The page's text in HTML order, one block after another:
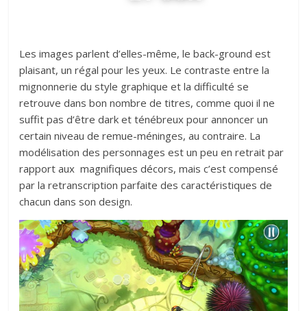
Les images parlent d’elles-même, le back-ground est
plaisant, un régal pour les yeux. Le contraste entre la
mignonnerie du style graphique et la difficulté se
retrouve dans bon nombre de titres, comme quoi il ne
suffit pas d’être dark et ténébreux pour annoncer un
certain niveau de remue-méninges, au contraire. La
modélisation des personnages est un peu en retrait par
rapport aux magnifiques décors, mais c’est compensé
par la retranscription parfaite des caractéristiques de
chacun dans son design.